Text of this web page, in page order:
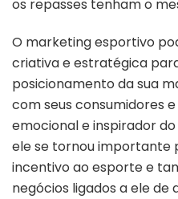
os repasses tenham o
O marketing esportivo
criativa e estratégica
posicionamento da sua
com seus consumidores
emocional e inspirador
ele se tornou importante
incentivo ao esporte e
negócios ligados a ele de